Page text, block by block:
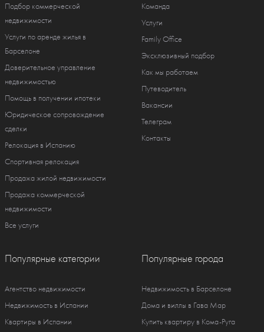
Подбор коммерческой
недвижимости
Услуги по аренде жилья в
Барселоне
Доверительное управление
недвижимостью
Помощь в получении ипотеки
Юридическое сопровождение
сделки
Релокация в Испанию
Спортивная релокация
Продажа жилой недвижимости
Продажа коммерческой
недвижимости
Все услуги
Команда
Услуги
Family Office
Эксклюзивный подбор
Как мы работаем
Путеводитель
Вакансии
Телеграм
Контакты
Популярные категории
Агентство недвижимости
Недвижимость в Испании
Квартиры в Испании
Популярные города
Недвижимость в Барселоне
Дома и виллы в Гава Мар
Купить квартиру в Кома-Руга